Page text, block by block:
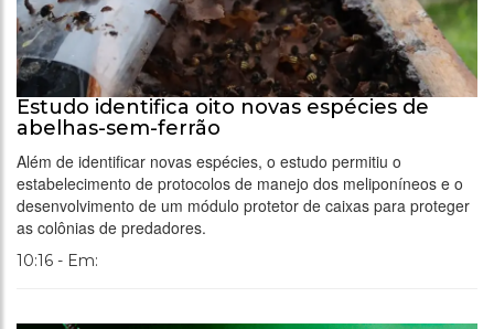
Estudo identifica oito novas espécies de
abelhas-sem-ferrão
Além de identificar novas espécies, o estudo permitiu o
estabelecimento de protocolos de manejo dos meliponíneos e o
desenvolvimento de um módulo protetor de caixas para proteger
as colônias de predadores.
10:16 - Em: